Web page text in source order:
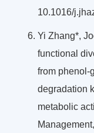
10.1016/
Yi Zhang*,
functional
from phenol-
degradation
metabolic